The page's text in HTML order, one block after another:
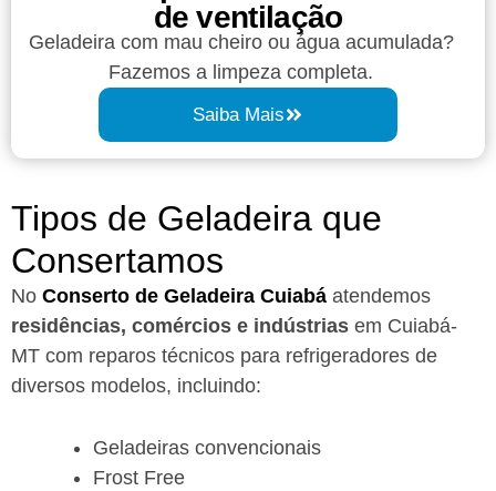
de ventilação
Geladeira com mau cheiro ou água acumulada?
Fazemos a limpeza completa.
Saiba Mais
Tipos de Geladeira que
Consertamos
No Conserto de Geladeira Cuiabá atendemos
residências, comércios e indústrias em Cuiabá-
MT com reparos técnicos para refrigeradores de
diversos modelos, incluindo:
Geladeiras convencionais
Frost Free